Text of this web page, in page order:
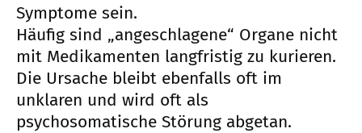
Symptome sein.
Häufig sind „angeschlagene“ Organe nicht
mit Medikamenten langfristig zu kurieren.
Die Ursache bleibt ebenfalls oft im
unklaren und wird oft als
psychosomatische Störung abgetan.